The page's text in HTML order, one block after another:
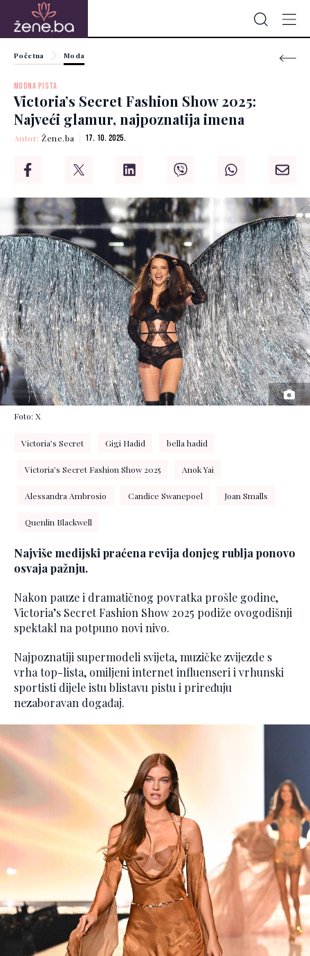
Početna Moda
MODNA PISTA
Victoria’s Secret Fashion Show 2025:
Najveći glamur, najpoznatija imena
Autor:Žene.ba 17. 10. 2025.
Foto: X
Victoria’s Secret Gigi Hadid bella hadid
Victoria’s Secret Fashion Show 2025 Anok Yai
Alessandra Ambrosio Candice Swanepoel Joan Smalls
Quenlin Blackwell
Najviše medijski praćena revija donjeg rublja ponovo
osvaja pažnju.
Nakon pauze i dramatičnog povratka prošle godine,
Victoria’s Secret Fashion Show 2025 podiže ovogodišnji
spektakl na potpuno novi nivo.
Najpoznatiji supermodeli svijeta, muzičke zvijezde s
vrha top-lista, omiljeni internet influenseri i vrhunski
sportisti dijele istu blistavu pistu i priređuju
nezaboravan događaj.